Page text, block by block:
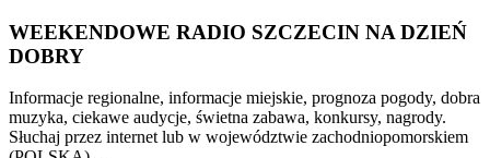
WEEKENDOWE RADIO SZCZECIN NA DZIEŃ
DOBRY
Informacje regionalne, informacje miejskie, prognoza pogody, dobra
muzyka, ciekawe audycje, świetna zabawa, konkursy, nagrody.
Słuchaj przez internet lub w województwie zachodniopomorskiem